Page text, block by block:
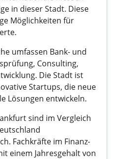
in dieser Stadt. Diese
Möglichkeiten für
umfassen Bank- und
Consulting,
Die Stadt ist
Startups, die neue
Lösungen entwickeln.
sind im Vergleich
Fachkräfte im Finanz-
einem Jahresgehalt von